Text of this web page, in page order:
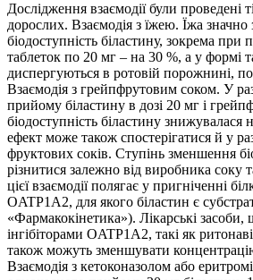
Дослідження взаємодії були проведені
дорослих. Взаємодія з їжею. Їжа
біодоступність біластину, зокрема при
таблеток по 20 мг – на 30 %, а у формі
диспергуються в ротовій порожнині,
Взаємодія з грейпфрутовим соком. У
прийому біластину в дозі 20 мг і
біодоступність біластину
ефект може також спостерігатися й у
фруктових соків. Ступінь зменшення
різнитися залежно від виробника соку
цієї взаємодії полягає у пригніченні
OATP1A2, для якого біластин є
«Фармакокінетика»). Лікарські засоби,
інгібіторами OATP1A2, такі як
також можуть зменшувати
Взаємодія з кетоконазолом або